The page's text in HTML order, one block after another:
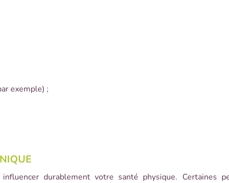
exemple) ;
durablement votre santé physique. Certaines